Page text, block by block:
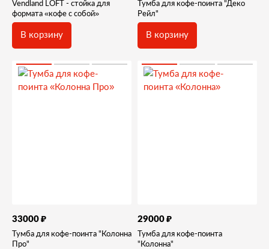
Vendland LOFT - стойка для
формата «кофе с собой»
В корзину
Тумба для кофе-поинта "Деко
Рейл"
В корзину
33000 ₽
Тумба для кофе-поинта "Колонна
Про"
29000 ₽
Тумба для кофе-поинта
"Колонна"